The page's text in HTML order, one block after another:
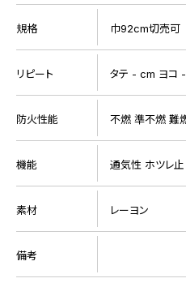
規格 巾92cm切売可
リピート タテ - cm ヨコ
防火性能 不燃 準不燃 難
機能 通気性 ホツレ止
素材 レーヨン
備考